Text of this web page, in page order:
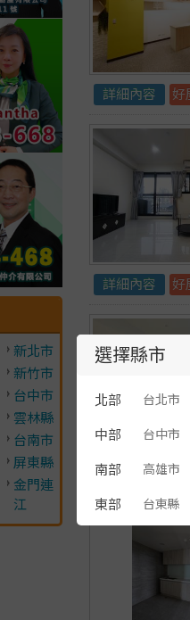
選擇縣市
北部 台北市
中部 台中市
南部 高雄市
東部 台東縣
新北市
新竹市
台中市
雲林縣
台南市
屏東縣
金門連
江
詳細內容 好
詳細內容 好
詳細內容 好